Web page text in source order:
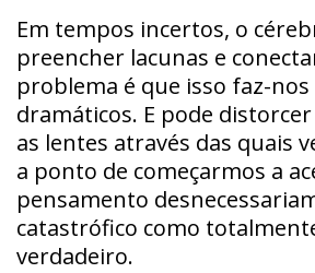
Em tempos incertos, o
preencher lacunas e
problema é que isso faz-
dramáticos. E pode
as lentes através das quais
a ponto de começarmos a
pensamento
catastrófico como
verdadeiro.